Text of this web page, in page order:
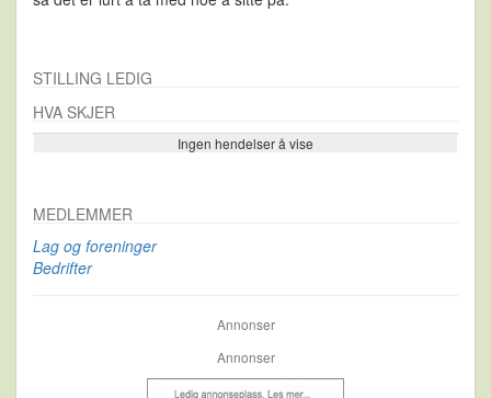
STILLING LEDIG
HVA SKJER
Ingen hendelser å vise
Se flere…
MEDLEMMER
Lag og foreninger
Bedrifter
Annonser
Annonser